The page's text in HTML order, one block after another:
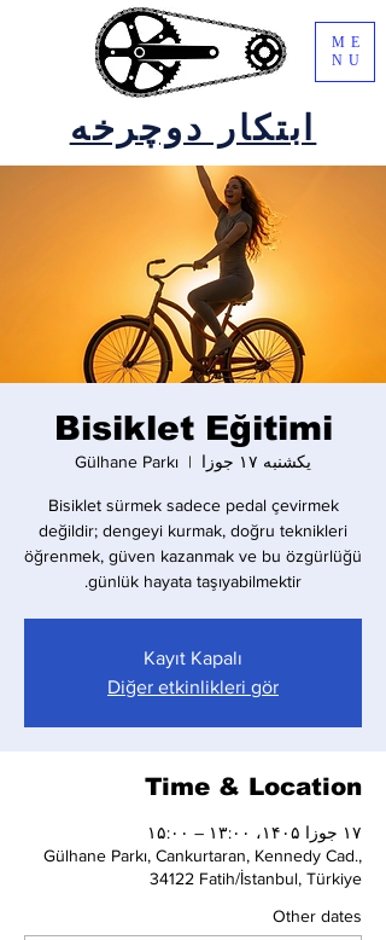
ابتکار دوچرخه
ME
NU
Bisiklet Eğitimi
یکشنبه ۱۷ جوزا
  |
Gülhane Parkı
Bisiklet sürmek sadece pedal çevirmek
değildir; dengeyi kurmak, doğru teknikleri
öğrenmek, güven kazanmak ve bu özgürlüğü
günlük hayata taşıyabilmektir.
Kayıt Kapalı
Diğer etkinlikleri gör
Time & Location
۱۷ جوزا ۱۴۰۵، ۱۳:۰۰ – ۱۵:۰۰
Gülhane Parkı, Cankurtaran, Kennedy Cad.,
34122 Fatih/İstanbul, Türkiye
Other dates